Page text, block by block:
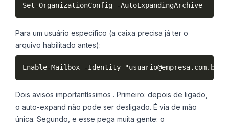
Set-OrganizationConfig -AutoExpandingArchive
Para um usuário específico (a caixa precisa já ter o
arquivo habilitado antes):
Enable-Mailbox -Identity "usuario@empresa.com.br"
Dois avisos importantíssimos . Primeiro: depois de ligado,
o auto-expand não pode ser desligado. É via de mão
única. Segundo, e esse pega muita gente: o